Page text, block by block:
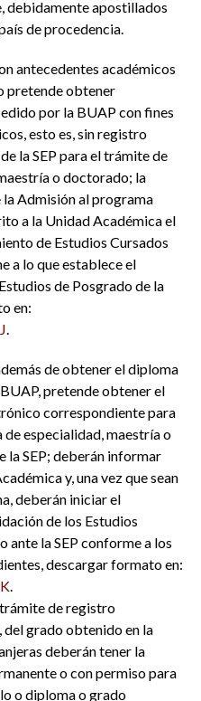
debidamente apostillados
de procedencia.
antecedentes académicos
pretende obtener
por la BUAP con fines
esto es, sin registro
la SEP para el trámite de
o doctorado; la
Admisión al programa
a la Unidad Académica el
de Estudios Cursados
a lo que establece el
de Posgrado de la
en:
.
de obtener el diploma
pretende obtener el
correspondiente para
especialidad, maestría o
la SEP; deberán informar
y, una vez que sean
deberán iniciar el
de los Estudios
ante la SEP conforme a los
descargar formato en:
.
de registro
del grado obtenido en la
deberán tener la
o con permiso para
o diploma o grado